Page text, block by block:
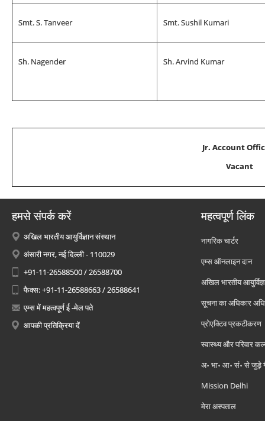
Smt. S. Tanveer Smt. Sushil Kumari
Sh. Nagender Sh. Arvind Kumar
Jr. Account
Vacant
हमसे संपर्क करें
अखिल भारतीय आयुर्विज्ञान संस्थान
अंसारी नगर, नई दिल्ली - 110029
+91-11-26588500 / 26588700
फैक्स: +91-11-26588663 / 26588641
एम्स में महत्वपूर्ण ई -मेल पते
आपकी प्रतिक्रिया दें
महत्वपूर्ण लिंक
नागरिक चार्टर
एम्स ऑनलाइन दान
अखिल भारतीय
सूचना का अधिकार
प्रोएक्टिव प्रकटीकरण
स्वास्थ्य और परिवार
अ॰ भा॰ आ॰ सं॰ से जुड़े
Mission Delhi
मेरा अस्पताल